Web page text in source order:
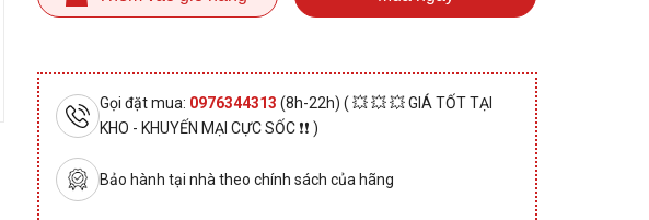
Gọi đặt mua: 0976344313 (8h-22h) ( 💥 💥 💥 GIÁ TỐT TẠI
KHO - KHUYẾN MẠI CỰC SỐC ❗❗ )
Bảo hành tại nhà theo chính sách của hãng